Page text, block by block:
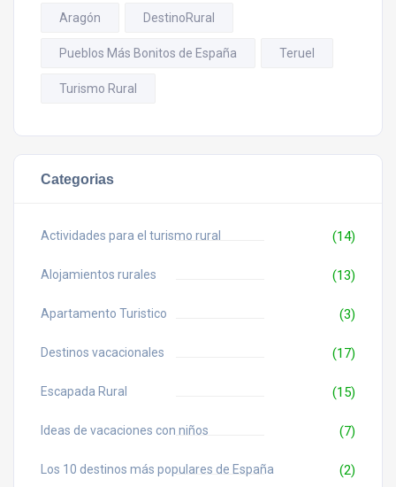
Aragón DestinoRural
Pueblos Más Bonitos de España Teruel
Turismo Rural
Categorias
Actividades para el turismo rural (14)
Alojamientos rurales (13)
Apartamento Turistico (3)
Destinos vacacionales (17)
Escapada Rural (15)
Ideas de vacaciones con niños (7)
Los 10 destinos más populares de España (2)